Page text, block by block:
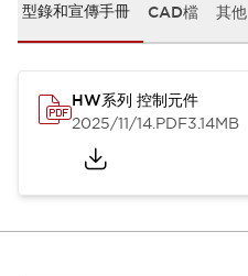
型錄和宣傳手冊 CAD檔 其他
HW系列 控制元件
2025/11/14.PDF3.14MB